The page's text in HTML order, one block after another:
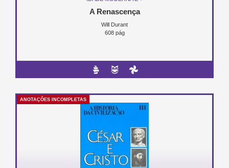
A Renascença
Will Durant
608 pág
ANOTAÇÕES INCOMPLETAS